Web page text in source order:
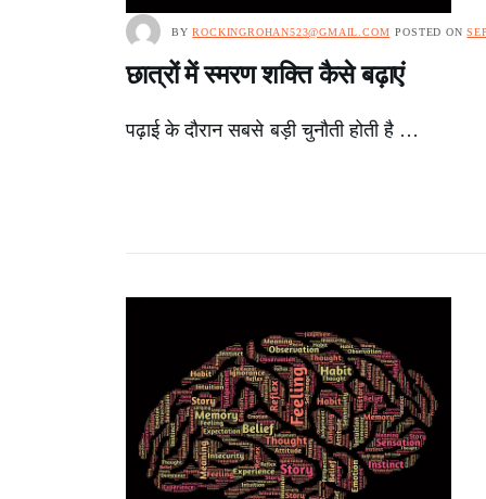
BYROCKINGROHAN523@GMAIL.COM POSTED ON
छात्रों में स्मरण शक्ति कैसे बढ़ाएं
पढ़ाई के दौरान सबसे बड़ी चुनौती होती है …